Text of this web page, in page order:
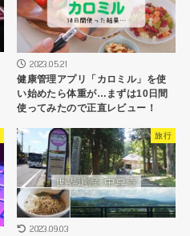
2023.05.21
健康管理アプリ「カロミル」を使
い始めたら体重が…まずは10日間
使ってみたので正直レビュー！
旅行
2023.09.03